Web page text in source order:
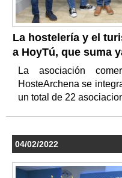
La hostelería y el
a HoyTú, que suma
La asociación
HosteArchena se
un total de 22
04/02/2022